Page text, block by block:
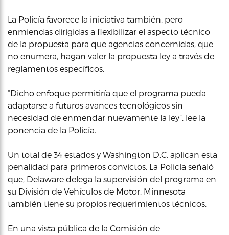
La Policía favorece la iniciativa también, pero
enmiendas dirigidas a flexibilizar el aspecto técnico
de la propuesta para que agencias concernidas, que
no enumera, hagan valer la propuesta ley a través de
reglamentos específicos.
“Dicho enfoque permitiría que el programa pueda
adaptarse a futuros avances tecnológicos sin
necesidad de enmendar nuevamente la ley”, lee la
ponencia de la Policía.
Un total de 34 estados y Washington D.C. aplican esta
penalidad para primeros convictos. La Policía señaló
que, Delaware delega la supervisión del programa en
su División de Vehículos de Motor. Minnesota
también tiene su propios requerimientos técnicos.
En una vista pública de la Comisión de